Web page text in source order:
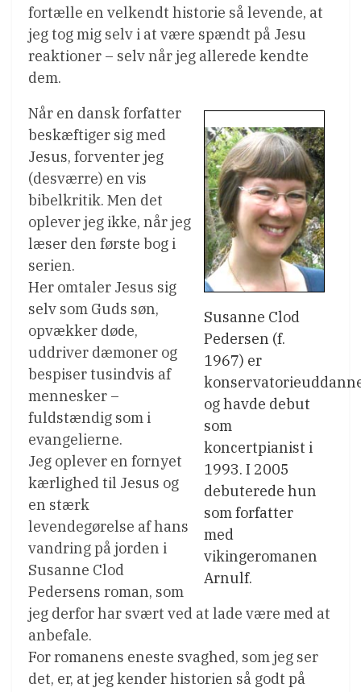
fortælle en velkendt historie så levende, at
jeg tog mig selv i at være spændt på Jesu
reaktioner – selv når jeg allerede kendte
dem.
Susanne Clod
Pedersen (f.
1967) er
og havde debut
som
koncertpianist i
1993. I 2005
debuterede hun
som forfatter
med
vikingeromanen
Arnulf.
Når en dansk forfatter
beskæftiger sig med
Jesus, forventer jeg
(desværre) en vis
bibelkritik. Men det
oplever jeg ikke, når jeg
læser den første bog i
serien.
Her omtaler Jesus sig
selv som Guds søn,
opvækker døde,
uddriver dæmoner og
bespiser tusindvis af
mennesker –
fuldstændig som i
evangelierne.
Jeg oplever en fornyet
kærlighed til Jesus og
en stærk
levendegørelse af hans
vandring på jorden i
Susanne Clod
Pedersens roman, som
jeg derfor har svært ved at lade være med at
anbefale.
For romanens eneste svaghed, som jeg ser
det, er, at jeg kender historien så godt på